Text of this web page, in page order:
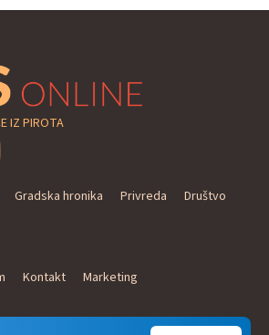
IZ PIROTA
Gradska hronika Privreda
Društvo
Kontakt Marketing